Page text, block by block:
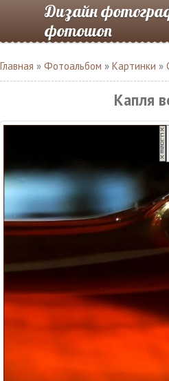
Дизайн
фотошоп
Главная » Фотоальбом » Картинки »
Капля